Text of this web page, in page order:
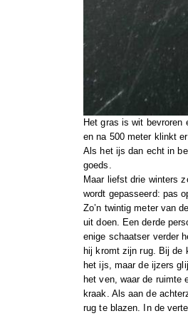
Het gras is wit bevroren
en na 500 meter klinkt
Als het ijs dan echt in
goeds.
Maar liefst drie winters
wordt gepasseerd: pas
Zo’n twintig meter van
uit doen. Een derde
enige schaatser verder
hij kromt zijn rug. Bij de
het ijs, maar de ijzers
het ven, waar de ruimte
kraak. Als aan de
rug te blazen. In de